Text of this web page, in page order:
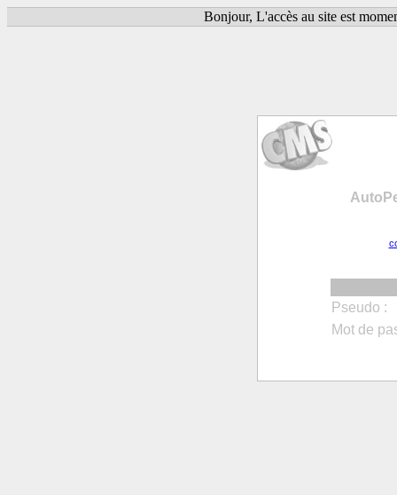
Bonjour, L'accès au site est
Pseudo :
Mot de